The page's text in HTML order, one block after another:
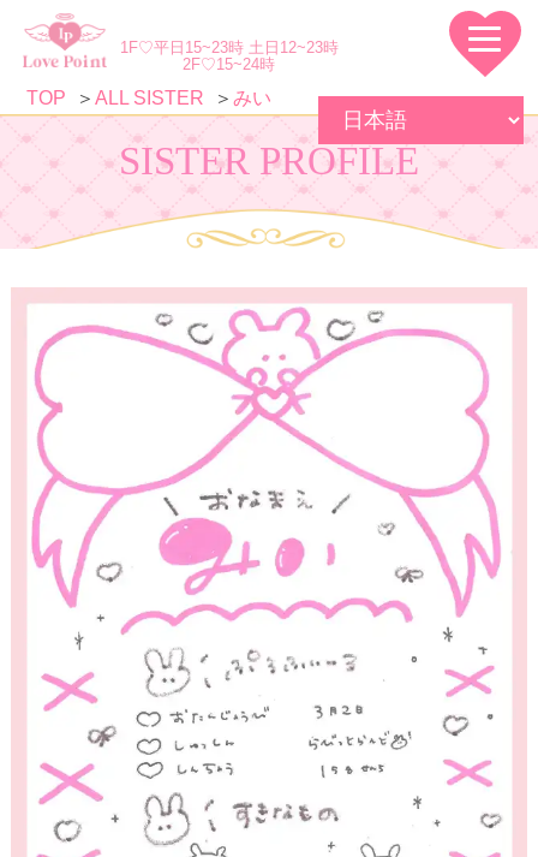
1F♡平日15~23時 土日12~23時
2F♡15~24時
SISTER PROFILE
TOP ALL SISTER みい